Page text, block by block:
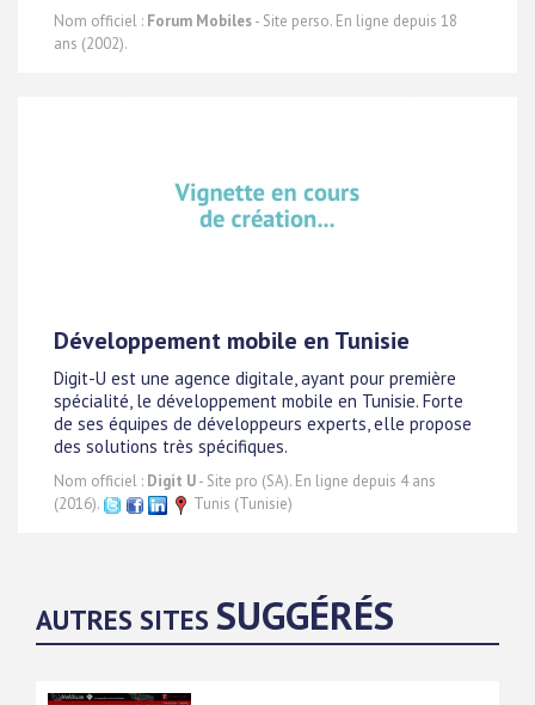
Nom officiel : Forum Mobiles- Site perso. En ligne depuis 18
ans (2002).
Développement mobile en Tunisie
Digit-U est une agence digitale, ayant pour première
spécialité, le développement mobile en Tunisie. Forte
de ses équipes de développeurs experts, elle propose
des solutions très spécifiques.
Nom officiel : Digit U- Site pro (SA). En ligne depuis 4 ans
(2016).
Tunis (Tunisie)
AUTRES SITES SUGGÉRÉS